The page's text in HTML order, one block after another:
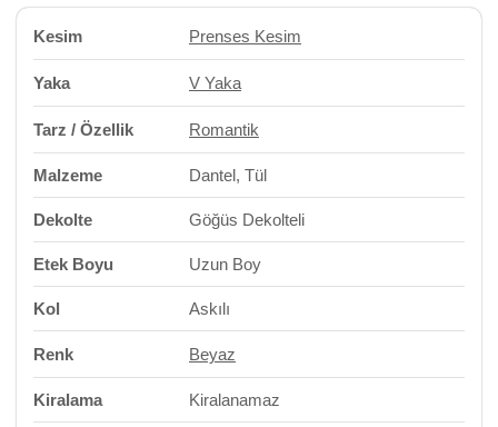
Kesim Prenses Kesim
Yaka V Yaka
Tarz / Özellik Romantik
Malzeme Dantel, Tül
Dekolte Göğüs Dekolteli
Etek Boyu Uzun Boy
Kol Askılı
Renk Beyaz
Kiralama Kiralanamaz